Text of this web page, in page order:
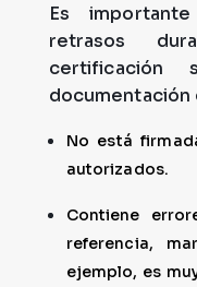
Es
retrasos
documentación
No está
autorizados.
Contiene
referencia,
ejemplo, es